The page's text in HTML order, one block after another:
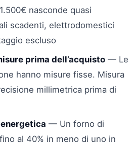
nasconde quasi
scadenti, elettrodomestici
escluso
prima dell’acquisto — Le
hanno misure fisse. Misura
millimetrica prima di
— Un forno di
al 40% in meno di uno in